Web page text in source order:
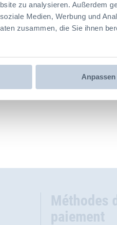
zu analysieren. Außerdem
Medien, Werbung und
zusammen, die Sie ihnen
Anpassen
Méthodes
paiement